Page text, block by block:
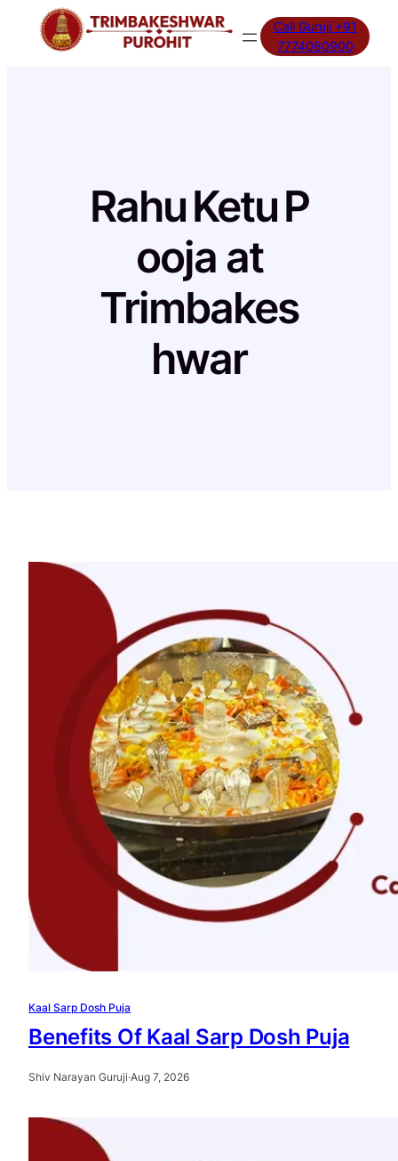
Call Guruji +91
7774080900
Rahu Ketu P
ooja at
Trimbakes
hwar
Kaal Sarp Dosh Puja
Benefits Of Kaal Sarp Dosh Puja
Shiv Narayan Guruji·Aug 7, 2026